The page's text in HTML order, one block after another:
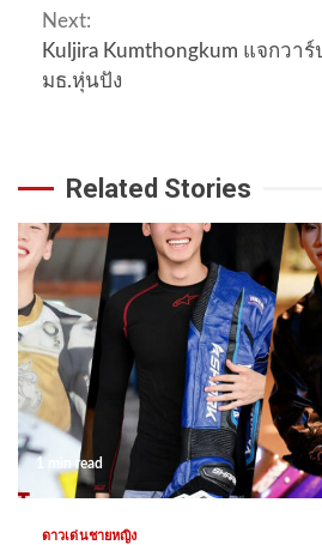
Next:
Kuljira Kumthongkum แจกว
มธ.หุ่นปัง
Related Stories
1 min read
ดาวเด่นชายหญิง